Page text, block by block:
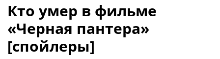
Кто умер в фильме
«Черная пантера»
[спойлеры]